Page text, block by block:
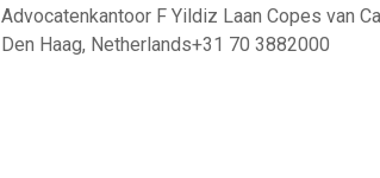
Advocatenkantoor F Yildiz Laan Copes van
Den Haag, Netherlands+31 70 3882000